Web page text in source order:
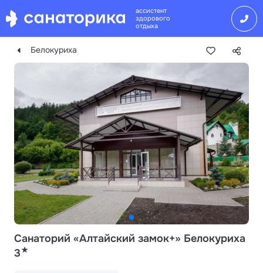
ассистент
здорового
отдыха
Белокуриха
Санаторий «Алтайский замок+» Белокуриха
3★